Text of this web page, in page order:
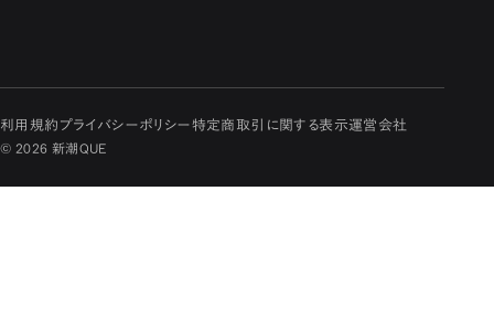
利用規約 プライバシーポリシー特定商取引に関する表示運営会社
© 2026 新潮QUE